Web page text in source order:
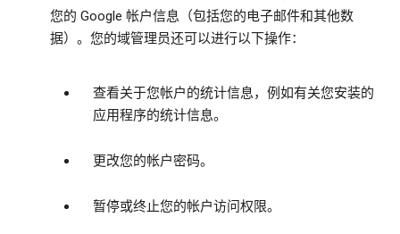
您的 Google 帐户信息（包括您的电子邮件和其他数
据）。您的域管理员还可以进行以下操作：
查看关于您帐户的统计信息，例如有关您安装的
应用程序的统计信息。
更改您的帐户密码。
暂停或终止您的帐户访问权限。